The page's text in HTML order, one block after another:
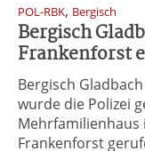
POL-RBK, Bergisch
Bergisch
Frankenforst
Bergisch
wurde die Polizei
Mehrfamilienhaus
Frankenforst